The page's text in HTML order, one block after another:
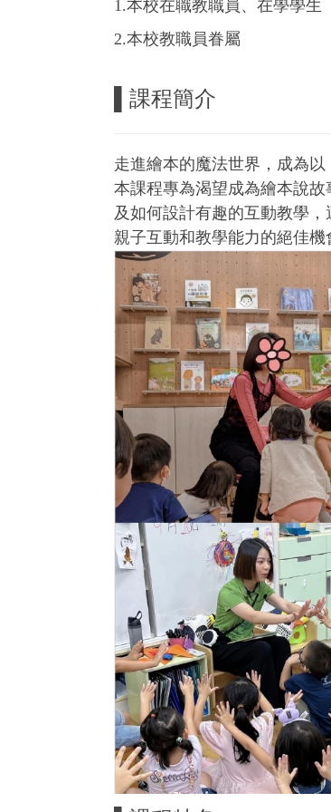
1.本校在職教職員、在學學生
2.本校教職員眷屬
▌課程簡介
走進繪本的魔法世界，成為以
本課程專為渴望成為繪本說
及如何設計有趣的互動教學
親子互動和教學能力的絕佳機